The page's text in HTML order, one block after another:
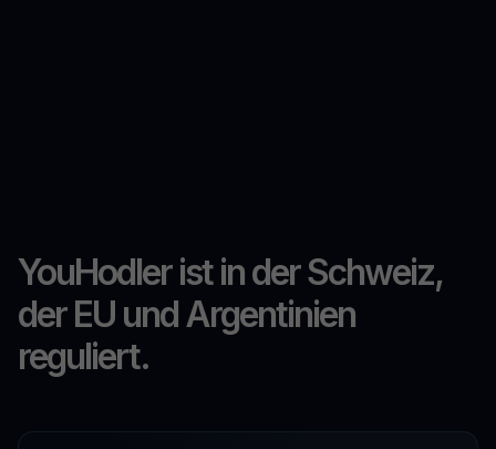
YouHodler ist in der Schweiz,
der EU und Argentinien
reguliert.